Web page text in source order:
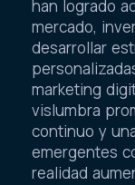
han logrado
mercado,
desarrollar
marketing
vislumbra
continuo y
emergentes
realidad